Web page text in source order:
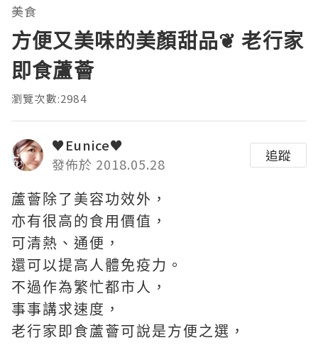
美食
方便又美味的美顏甜品❦ 老行家
即食蘆薈
瀏覽次數:2984
♥Eunice♥
發佈於 2018.05.28
追蹤
蘆薈除了美容功效外，
亦有很高的食用價值，
可清熱、通便，
還可以提高人體免疫力。
不過作為繁忙都市人，
事事講求速度，
老行家即食蘆薈可說是方便之選，